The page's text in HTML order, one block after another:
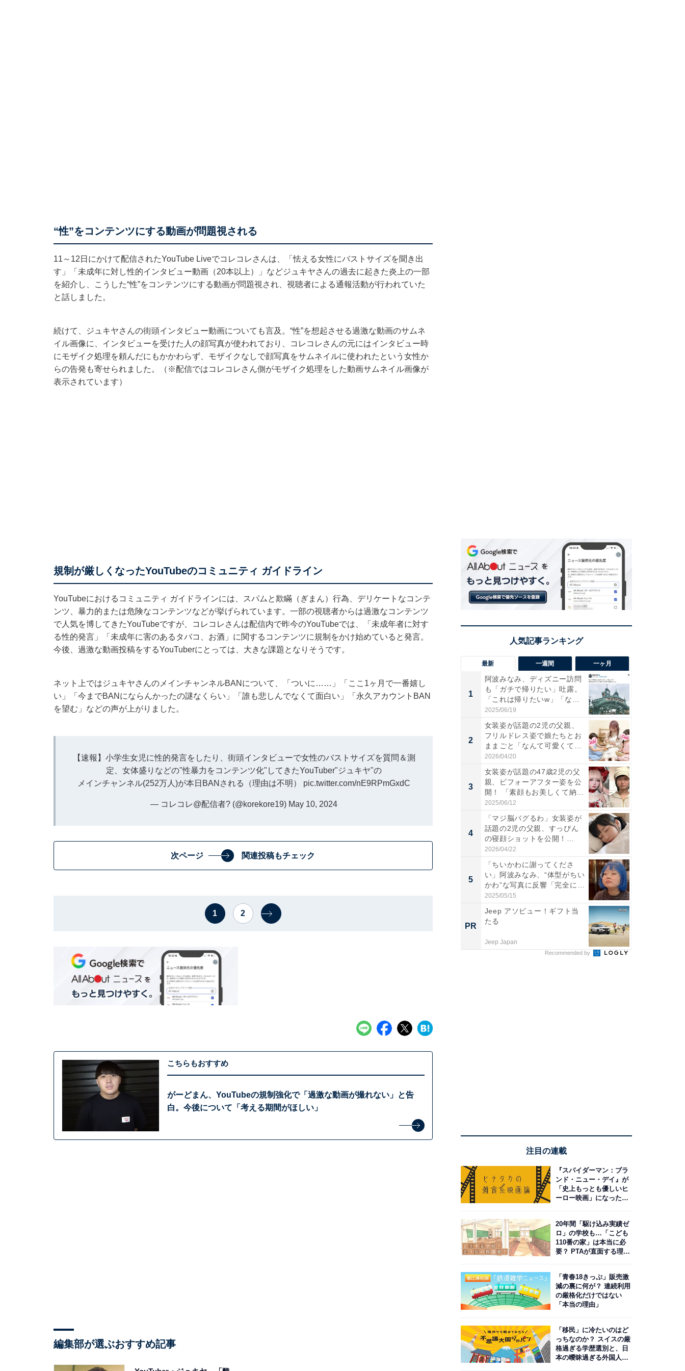
“性”をコンテンツにする動画が問題視される
11～12日にかけて配信されたYouTube Liveでコレコレさんは、「怯える女性にバストサイズを聞き出
す」「未成年に対し性的インタビュー動画（20本以上）」などジュキヤさんの過去に起きた炎上の一部
を紹介し、こうした“性”をコンテンツにする動画が問題視され、視聴者による通報活動が行われていた
と話しました。
続けて、ジュキヤさんの街頭インタビュー動画についても言及。“性”を想起させる過激な動画のサムネ
イル画像に、インタビューを受けた人の顔写真が使われており、コレコレさんの元にはインタビュー時
にモザイク処理を頼んだにもかかわらず、モザイクなしで顔写真をサムネイルに使われたという女性か
らの告発も寄せられました。（※配信ではコレコレさん側がモザイク処理をした動画サムネイル画像が
表示されています）
規制が厳しくなったYouTubeのコミュニティ ガイドライン
YouTubeにおける コミュニティ ガイドラインには、スパムと欺瞞（ぎまん）行為、デリケートなコンテ
ンツ、暴力的または危険なコンテンツなどが挙げられています。一部の視聴者からは過激なコンテンツ
で人気を博してきたYouTubeですが、コレコレさんは配信内で昨今のYouTubeでは、「未成年者に対す
る性的発言」「未成年に害のあるタバコ、お酒」に関するコンテンツに規制をかけ始めていると発言。
今後、過激な動画投稿をするYouTuberにとっては、大きな課題となりそうです。
ネット上ではジュキヤさんのメインチャンネルBANについて、「ついに……」「ここ1ヶ月で一番嬉し
い」「今までBANにならんかったの謎なくらい」「誰も悲しんでなくて面白い」「永久アカウントBAN
を望む」などの声が上がりました。
【速報】小学生女児に性的発言をしたり、街頭インタビューで女性のバストサイズを質問＆測
定、女体盛りなどの"性暴力をコンテンツ化"してきたYouTuber"ジュキヤ"の
メインチャンネル(252万人)が本日BANされる（理由は不明） pic.twitter.com/nE9RPmGxdC
— コレコレ@配信者? (@korekore19) May 10, 2024
次ページ 関連投稿もチェック
1 2
こちらもおすすめ
がーどまん、YouTubeの規制強化で「過激な動画が撮れない」と告
白。今後について「考える期間がほしい」
編集部が選ぶおすすめ記事
最新 一週間 一ヶ月
1
阿波みなみ、ディズニー訪問
も「ガチで帰りたい」吐露。
「これは帰りたいw」「なん
ち...
2025/06/19
2
女装姿が話題の2児の父親、
フリルドレス姿で娘たちとお
ままごと「なんて可愛くて平
和...
2026/04/20
3
女装姿が話題の47歳2児の父
親、ビフォーアフター姿を公
開！ 「素顔もお美しくて納...
2025/06/12
4
「マジ脳バグるわ」女装姿が
話題の2児の父親、すっぴん
の寝顔ショットを公開！
「ど...
2026/04/22
5
「ちいかわに謝ってくださ
い」阿波みなみ、“体型がちい
かわ”な写真に反響「完全に
一...
2025/05/15
PR
Jeep アソビュー！ギフト当
たる
Jeep Japan
Recommended by
注目の連載
『スパイダーマン：ブラ
ンド・ニュー・デイ』が
「史上もっとも優しいヒ
ーロー映画」になった理
20年間「駆け込み実績ゼ
ロ」の学校も…「こども
110番の家」は本当に必
要？ PTAが直面する理想
「青春18きっぷ」販売激
減の裏に何が？ 連続利用
の厳格化だけではない
「本当の理由」
「移民」に冷たいのはど
っちなのか？ スイスの厳
格過ぎる学歴選別と、日
本の曖昧過ぎる外国人政